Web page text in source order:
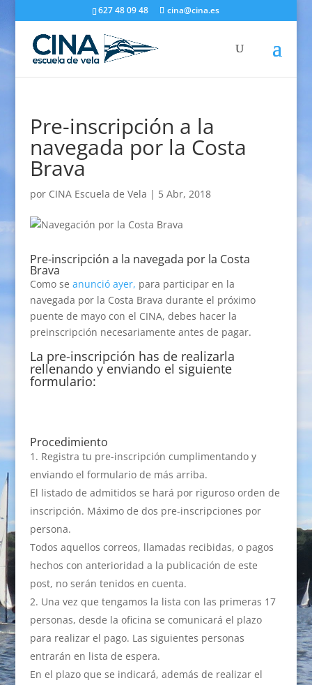
627 48 09 48 cina@cina.es
Pre-inscripción a la
navegada por la Costa
Brava
por CINA Escuela de Vela | 5 Abr, 2018
Pre-inscripción a la navegada por la Costa
Brava
Como se anunció ayer, para participar en la
navegada por la Costa Brava durante el próximo
puente de mayo con el CINA, debes hacer la
preinscripción necesariamente antes de pagar.
La pre-inscripción has de realizarla
rellenando y enviando el siguiente
formulario:
Procedimiento
Registra tu pre-inscripción cumplimentando y
enviando el formulario de más arriba.
El listado de admitidos se hará por riguroso orden de
inscripción. Máximo de dos pre-inscripciones por
persona.
Todos aquellos correos, llamadas recibidas, o pagos
hechos con anterioridad a la publicación de este
post, no serán tenidos en cuenta.
Una vez que tengamos la lista con las primeras 17
personas, desde la oficina se comunicará el plazo
para realizar el pago. Las siguientes personas
entrarán en lista de espera.
En el plazo que se indicará, además de realizar el